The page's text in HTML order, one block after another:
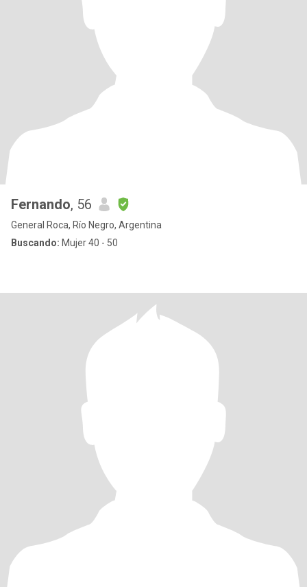
Fernando, 56
General Roca, Río Negro, Argentina
Buscando: Mujer 40 - 50